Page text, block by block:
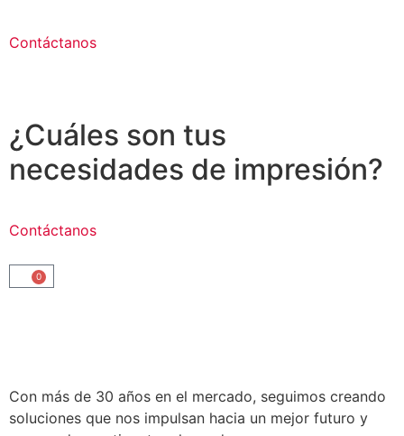
Contáctanos
¿Cuáles son tus
necesidades de impresión?
Contáctanos
0
Con más de 30 años en el mercado, seguimos creando
soluciones que nos impulsan hacia un mejor futuro y